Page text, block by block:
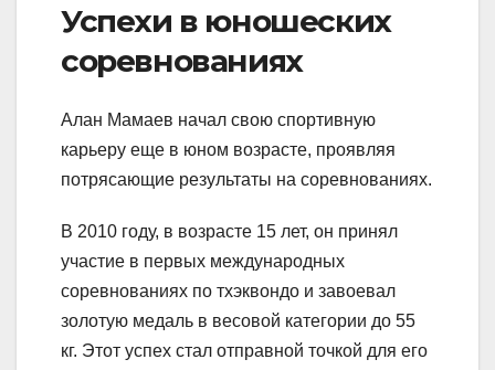
Успехи в юношеских
соревнованиях
Алан Мамаев начал свою спортивную
карьеру еще в юном возрасте, проявляя
потрясающие результаты на соревнованиях.
В 2010 году, в возрасте 15 лет, он принял
участие в первых международных
соревнованиях по тхэквондо и завоевал
золотую медаль в весовой категории до 55
кг. Этот успех стал отправной точкой для его